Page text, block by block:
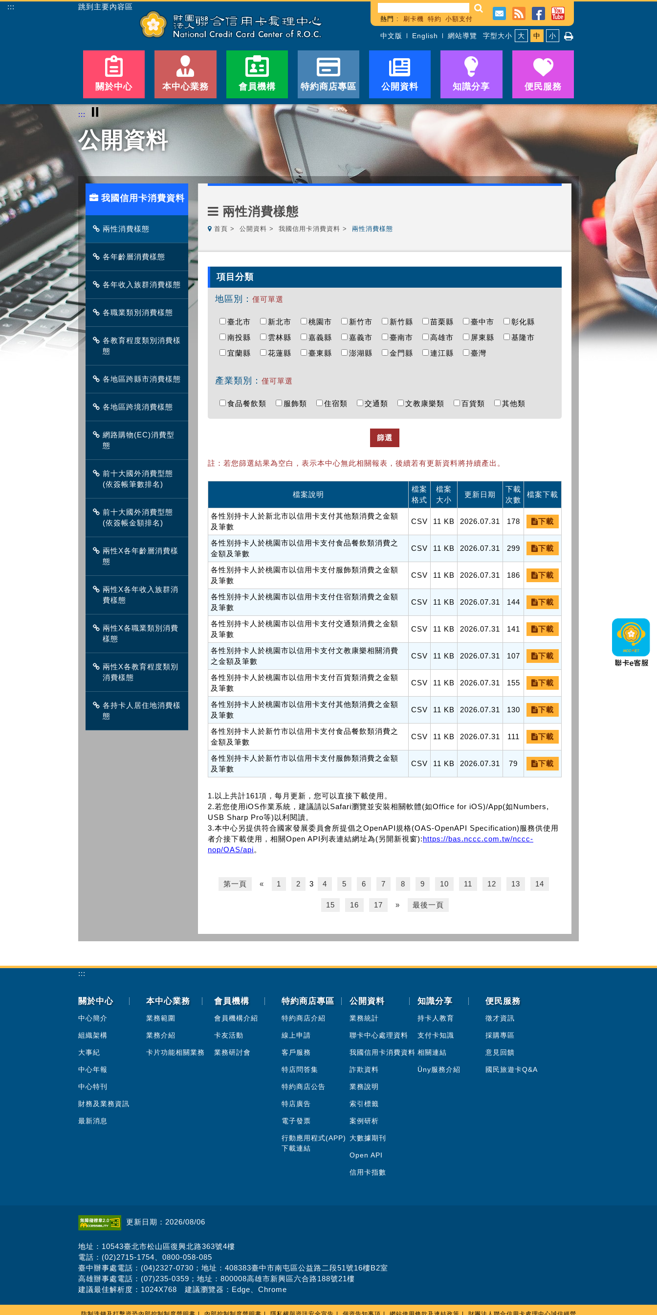
::: 跳到主要內容區
熱門 : 刷卡機 特約 小額支付
中文版 English 網站導覽 字型大小 大 中 小
關於中心 本中心業務 會員機構 特約商店專區 公開資料 知識分享 便民服務
::: ⏸
公開資料
我國信用卡消費資料
兩性消費樣態
各年齡層消費樣態
各年收入族群消費樣態
各職業類別消費樣態
各教育程度類別消費樣
態
各地區跨縣市消費樣態
各地區跨境消費樣態
網路購物(EC)消費型
態
前十大國外消費型態
(依簽帳筆數排名)
前十大國外消費型態
(依簽帳金額排名)
兩性X各年齡層消費樣
態
兩性X各年收入族群消
費樣態
兩性X各職業類別消費
樣態
兩性X各教育程度類別
消費樣態
各持卡人居住地消費樣
態
兩性消費樣態
首頁 公開資料 我國信用卡消費資料 兩性消費樣態
項目分類
地區別： 僅可單選
臺北市 新北市 桃園市 新竹市 新竹縣 苗栗縣 臺中市
彰化縣
南投縣
雲林縣 嘉義縣 嘉義市 臺南市 高雄市 屏東縣
基隆市
宜蘭縣
花蓮縣 臺東縣 澎湖縣 金門縣 連江縣 臺灣
產業類別： 僅可單選
食品餐飲類 服飾類 住宿類 交通類 文教康樂類 百貨類 其他類
篩選
註：若您篩選結果為空白，表示本中心無此相關報表，後續若有更新資料將持續產出。
檔案說明
檔案
格式
檔案
大小
更新日期
下載
次數
檔案下載
各性別持卡人於新北市以信用卡支付其他類消費之金額
及筆數
CSV 11 KB 2026.07.31 178 下載
各性別持卡人於桃園市以信用卡支付食品餐飲類消費之
金額及筆數
CSV 11 KB 2026.07.31 299 下載
各性別持卡人於桃園市以信用卡支付服飾類消費之金額
及筆數
CSV 11 KB 2026.07.31 186 下載
各性別持卡人於桃園市以信用卡支付住宿類消費之金額
及筆數
CSV 11 KB 2026.07.31 144 下載
各性別持卡人於桃園市以信用卡支付交通類消費之金額
及筆數
CSV 11 KB 2026.07.31 141 下載
各性別持卡人於桃園市以信用卡支付文教康樂相關消費
之金額及筆數
CSV 11 KB 2026.07.31 107 下載
各性別持卡人於桃園市以信用卡支付百貨類消費之金額
及筆數
CSV 11 KB 2026.07.31 155 下載
各性別持卡人於桃園市以信用卡支付其他類消費之金額
及筆數
CSV 11 KB 2026.07.31 130 下載
各性別持卡人於新竹市以信用卡支付食品餐飲類消費之
金額及筆數
CSV 11 KB 2026.07.31 111 下載
各性別持卡人於新竹市以信用卡支付服飾類消費之金額
及筆數
CSV 11 KB 2026.07.31 79 下載
1.以上共計161項，每月更新，您可以直接下載使用。
2.若您使用iOS作業系統，建議請以Safari瀏覽並安裝相關軟體(如Office for iOS)/App(如Numbers,
USB Sharp Pro等)以利閱讀。
3.本中心另提供符合國家發展委員會所提倡之OpenAPI規格(OAS-OpenAPI Specification)服務供使用
者介接下載使用，相關Open API列表連結網址為(另開新視窗):https://bas.nccc.com.tw/nccc-
nop/OAS/api。
第一頁 « 1 2 3 4 5 6 7 8 9 10 11 12 13 14
15 16 17 » 最後一頁
:::
關於中心
中心簡介
組織架構
大事紀
中心年報
中心特刊
財務及業務資訊
最新消息
本中心業務
業務範圍
業務介紹
卡片功能相關業務
會員機構
會員機構介紹
卡友活動
業務研討會
特約商店專區
特約商店介紹
線上申請
客戶服務
特店問答集
特約商店公告
特店廣告
電子發票
行動應用程式(APP)
下載連結
公開資料
業務統計
聯卡中心處理資料
我國信用卡消費資料
詐欺資料
業務說明
索引標籤
案例研析
大數據期刊
Open API
信用卡指數
知識分享
持卡人教育
支付卡知識
相關連結
Üny服務介紹
便民服務
徵才資訊
採購專區
意見回饋
國民旅遊卡Q&A
更新日期：2026/08/06
地址：10543臺北市松山區復興北路363號4樓
電話：(02)2715-1754、0800-058-085
臺中辦事處電話：(04)2327-0730；地址：408383臺中市南屯區公益路二段51號16樓B2室
高雄辦事處電話：(07)235-0359；地址：800008高雄市新興區六合路188號21樓
建議最佳解析度：1024X768 建議瀏覽器：Edge、Chrome